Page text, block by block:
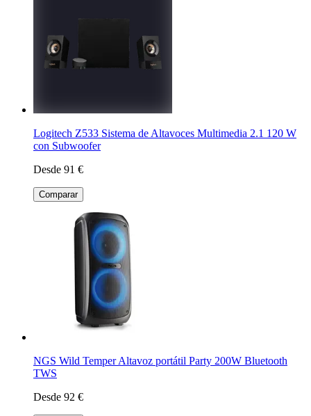
Logitech Z533 Sistema de Altavoces Multimedia 2.1 120 W
con Subwoofer
Desde 91 €
Comparar
NGS Wild Temper Altavoz portátil Party 200W Bluetooth
TWS
Desde 92 €